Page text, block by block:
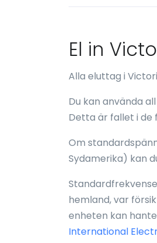
El in
Alla eluttag i
Du kan använda
Detta är fallet i de
Om
Sydamerika) kan
hemland, var
enheten kan
International